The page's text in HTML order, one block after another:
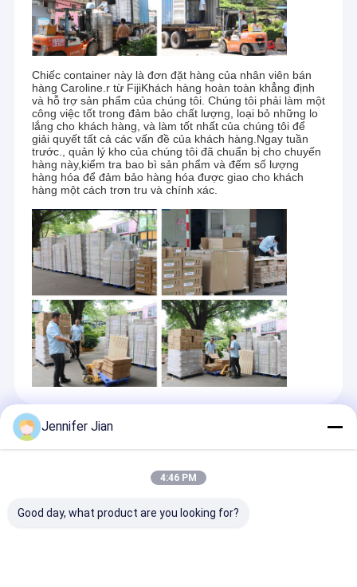
Chiếc container này là đơn đặt hàng của nhân viên bán
hàng Caroline. r từ FijiKhách hàng hoàn toàn khẳng định
và hỗ trợ sản phẩm của chúng tôi. Chúng tôi phải làm một
công việc tốt trong đảm bảo chất lượng, loại bỏ những lo
lắng cho khách hàng, và làm tốt nhất của chúng tôi để
giải quyết tất cả các vấn đề của khách hàng.Ngay tuần
trước., quản lý kho của chúng tôi đã chuẩn bị cho chuyến
hàng này,kiểm tra bao bì sản phẩm và đếm số lượng
hàng hóa để đảm bảo hàng hóa được giao cho khách
hàng một cách trơn tru và chính xác.
Các Sản Phẩm Được Khuyến Cáo
Jennifer Jian
4:46 PM
Good day, what product are you looking for?